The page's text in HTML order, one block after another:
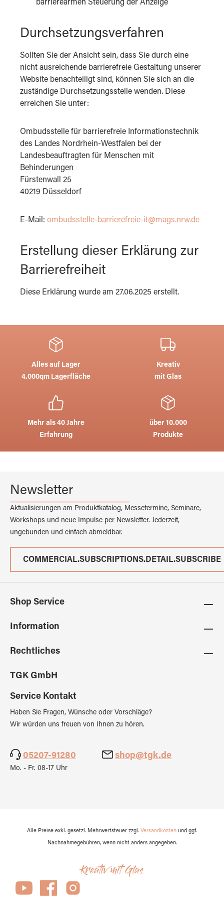
barrierearmen Steuerung der Anzeige
Durchsetzungsverfahren
Sollten Sie der Ansicht sein, dass Sie durch eine
nicht ausreichende barrierefreie Gestaltung unserer
Website benachteiligt sind, können Sie sich an die
zuständige Durchsetzungsstelle wenden. Diese
erreichen Sie unter:
Ombudsstelle für barrierefreie Informationstechnik
des Landes Nordrhein-Westfalen bei der
Landesbeauftragten für Menschen mit
Behinderungen
Fürstenwall 25
40219 Düsseldorf
E-Mail: ombudsstelle-barrierefreie-it@mags.nrw.de
Erstellung dieser Erklärung zur
Barrierefreiheit
Diese Erklärung wurde am 27.06.2025 erstellt.
Alles auf Lager
4.000qm Lagerfläche
Kreativ
mit Glas
Mehr als 40 Jahre
Erfahrung
über 10.000
Produkte
Newsletter
Aktualisierungen am Produktkatalog, Messetermine, Seminare,
Workshops und neue Impulse per Newsletter. Jederzeit,
ungebunden und einfach abmeldbar.
COMMERCIAL.SUBSCRIPTIONS.DETAIL.SUBSCRIBE
Shop Service
Information
Rechtliches
TGK GmbH
Service Kontakt
Haben Sie Fragen, Wünsche oder Vorschläge?
Wir würden uns freuen von Ihnen zu hören.
05207-91280 shop@tgk.de
Mo. - Fr. 08-17 Uhr
Alle Preise exkl. gesetzl. Mehrwertsteuer zzgl. Versandkosten und ggf.
Nachnahmegebühren, wenn nicht anders angegeben.
Kreativ mit Glas